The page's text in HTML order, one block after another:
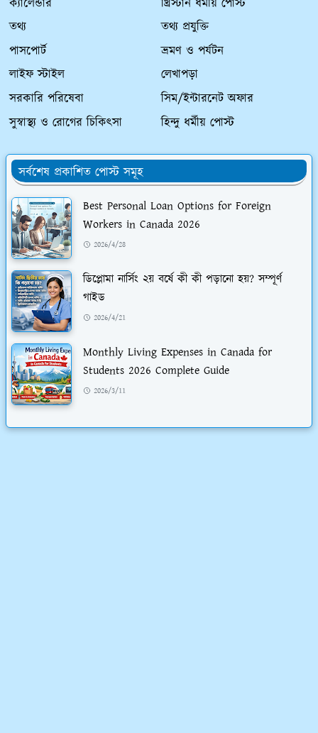
তথ্য
তথ্য প্রযুক্তি
পাসপোর্ট
ভ্রমণ ও পর্যটন
লাইফ স্টাইল
লেখাপড়া
সরকারি পরিষেবা
সিম/ইন্টারনেট অফার
সুস্বাস্থ্য ও রোগের চিকিৎসা
হিন্দু ধর্মীয় পোস্ট
সর্বশেষ প্রকাশিত পোস্ট সমূহ
Best Personal Loan Options for Foreign
Workers in Canada 2026
2026/4/28
ডিপ্লোমা নার্সিং ২য় বর্ষে কী কী পড়ানো হয়? সম্পূর্ণ
গাইড
2026/4/21
Monthly Living Expenses in Canada for
Students 2026 Complete Guide
2026/3/11